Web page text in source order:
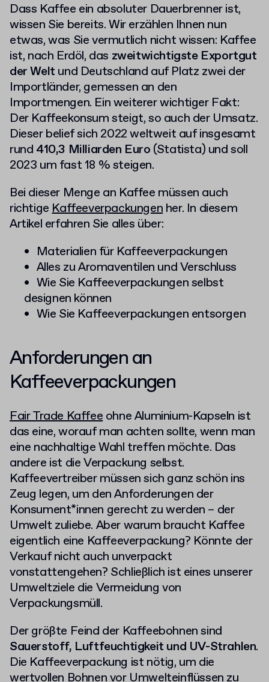
Dass Kaffee ein absoluter Dauerbrenner ist,
wissen Sie bereits. Wir erzählen Ihnen nun
etwas, was Sie vermutlich nicht wissen: Kaffee
ist, nach Erdöl, das zweitwichtigste Exportgut
der Welt und Deutschland auf Platz zwei der
Importländer, gemessen an den
Importmengen. Ein weiterer wichtiger Fakt:
Der Kaffeekonsum steigt, so auch der Umsatz.
Dieser belief sich 2022 weltweit auf insgesamt
rund 410,3 Milliarden Euro (Statista) und soll
2023 um fast 18 % steigen.
Bei dieser Menge an Kaffee müssen auch
richtigeKaffeeverpackungenher. In diesem
Artikel erfahren Sie alles über:
Materialien für Kaffeeverpackungen
Alles zu Aromaventilen und Verschluss
Wie Sie Kaffeeverpackungen selbst
designen können
Wie Sie Kaffeeverpackungen entsorgen
Anforderungen an
Kaffeeverpackungen
Fair Trade Kaffeeohne Aluminium-Kapseln ist
das eine, worauf man achten sollte, wenn man
eine nachhaltige Wahl treffen möchte. Das
andere ist die Verpackung selbst.
Kaffeevertreiber müssen sich ganz schön ins
Zeug legen, um den Anforderungen der
Konsument*innen gerecht zu werden – der
Umwelt zuliebe. Aber warum braucht Kaffee
eigentlich eine Kaffeeverpackung? Könnte der
Verkauf nicht auch unverpackt
vonstattengehen? Schließlich ist eines unserer
Umweltziele die Vermeidung von
Verpackungsmüll.
Der größte Feind der Kaffeebohnen sind
Sauerstoff, Luftfeuchtigkeit und UV-Strahlen.
Die Kaffeeverpackung ist nötig, um die
wertvollen Bohnen vor Umwelteinflüssen zu